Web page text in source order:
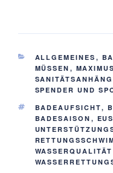
KATEGORIEN
ALLGEMEINES ,
MÜSSEN ,
SPENDER UND
SCHLAGWÖRTER
BADEAUFSICHT,
BADESAISON , EUS